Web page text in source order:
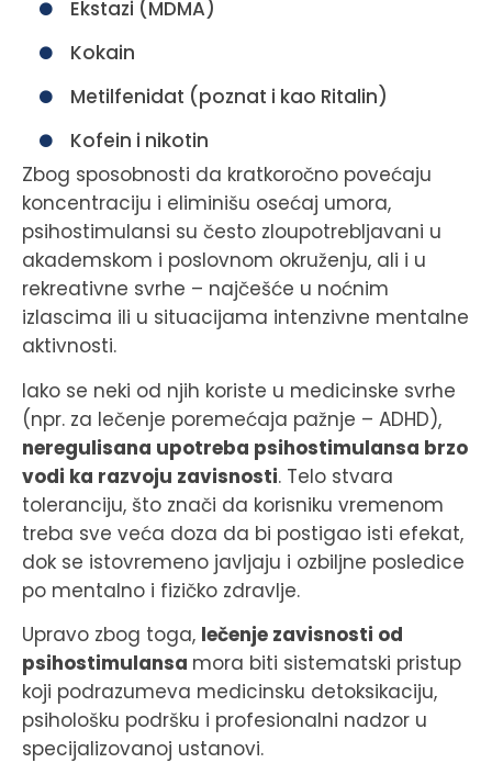
Ekstazi (MDMA)
Kokain
Metilfenidat (poznat i kao Ritalin)
Kofein i nikotin
Zbog sposobnosti da kratkoročno povećaju
koncentraciju i eliminišu osećaj umora,
psihostimulansi su često zloupotrebljavani u
akademskom i poslovnom okruženju, ali i u
rekreativne svrhe – najčešće u noćnim
izlascima ili u situacijama intenzivne mentalne
aktivnosti.
Iako se neki od njih koriste u medicinske svrhe
(npr. za lečenje poremećaja pažnje – ADHD),
neregulisana upotreba psihostimulansa brzo
vodi ka razvoju zavisnosti. Telo stvara
toleranciju, što znači da korisniku vremenom
treba sve veća doza da bi postigao isti efekat,
dok se istovremeno javljaju i ozbiljne posledice
po mentalno i fizičko zdravlje.
Upravo zbog toga, lečenje zavisnosti od
psihostimulansa mora biti sistematski pristup
koji podrazumeva medicinsku detoksikaciju,
psihološku podršku i profesionalni nadzor u
specijalizovanoj ustanovi.